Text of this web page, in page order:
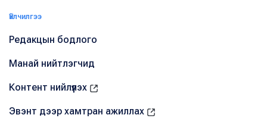
Үйлчилгээ
Редакцын бодлого
Манай нийтлэгчид
Контент нийлүүлэх
Эвэнт дээр хамтран ажиллах